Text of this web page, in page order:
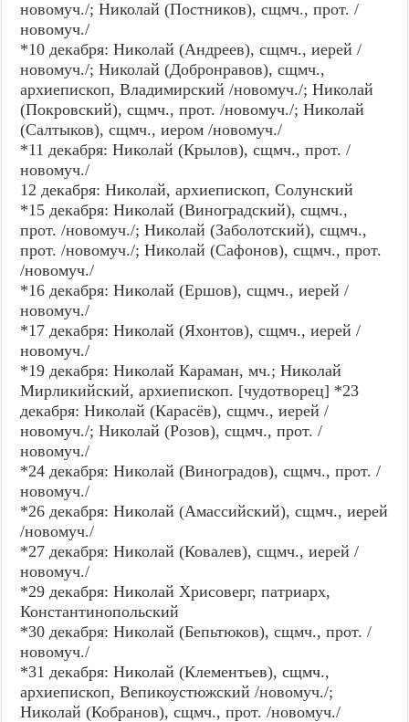
новомуч./; Николай (Постников), сщмч., прот. /
новомуч./
*10 декабря: Николай (Андреев), сщмч., иерей /
новомуч./; Николай (Добронравов), сщмч.,
архиепископ, Владимирский /новомуч./; Николай
(Покровский), сщмч., прот. /новомуч./; Николай
(Салтыков), сщмч., иером /новомуч./
*11 декабря: Николай (Крылов), сщмч., прот. /
новомуч./
12 декабря: Николай, архиепископ, Солунский
*15 декабря: Николай (Виноградский), сщмч.,
прот. /новомуч./; Николай (Заболотский), сщмч.,
прот. /новомуч./; Николай (Сафонов), сщмч., прот.
/новомуч./
*16 декабря: Николай (Ершов), сщмч., иерей /
новомуч./
*17 декабря: Николай (Яхонтов), сщмч., иерей /
новомуч./
*19 декабря: Николай Караман, мч.; Николай
Мирликийский, архиепископ. [чудотворец] *23
декабря: Николай (Карасёв), сщмч., иерей /
новомуч./; Николай (Розов), сщмч., прот. /
новомуч./
*24 декабря: Николай (Виноградов), сщмч., прот. /
новомуч./
*26 декабря: Николай (Амассийский), сщмч., иерей
/новомуч./
*27 декабря: Николай (Ковалев), сщмч., иерей /
новомуч./
*29 декабря: Николай Хрисоверг, патриарх,
Константинопольский
*30 декабря: Николай (Бепьтюков), сщмч., прот. /
новомуч./
*31 декабря: Николай (Клементьев), сщмч.,
архиепископ, Вепикоустюжский /новомуч./;
Николай (Кобранов), сщмч., прот. /новомуч./